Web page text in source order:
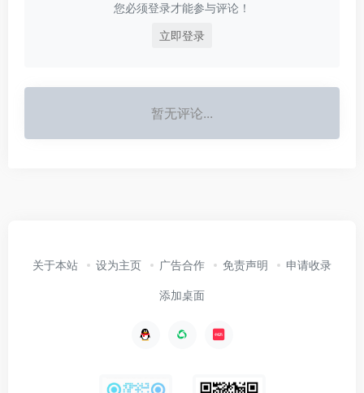
您必须登录才能参与评论！
立即登录
暂无评论...
关于本站 设为主页 广告合作 免责声明 申请收录
添加桌面